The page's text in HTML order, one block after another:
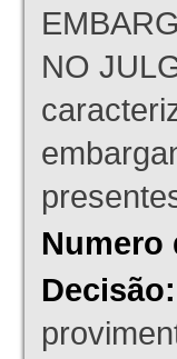
NO
Numero
Decisão: